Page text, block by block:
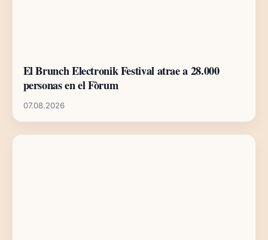
El Brunch Electronik Festival atrae a 28.000
personas en el Fòrum
07.08.2026